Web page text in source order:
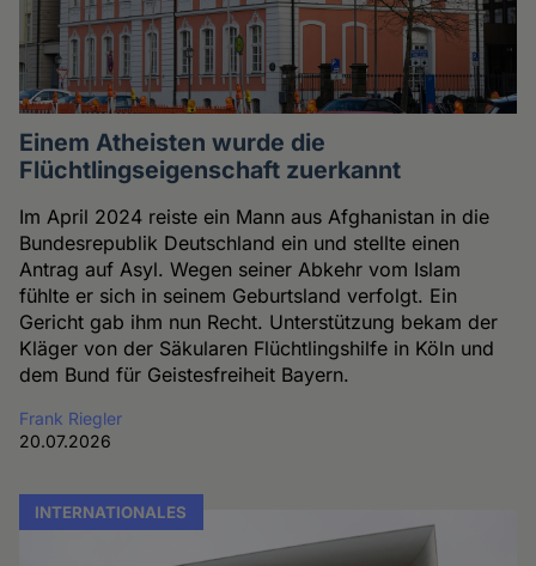
Einem Atheisten wurde die
Flüchtlingseigenschaft zuerkannt
Im April 2024 reiste ein Mann aus Afghanistan in die
Bundesrepublik Deutschland ein und stellte einen
Antrag auf Asyl. Wegen seiner Abkehr vom Islam
fühlte er sich in seinem Geburtsland verfolgt. Ein
Gericht gab ihm nun Recht. Unterstützung bekam der
Kläger von der Säkularen Flüchtlingshilfe in Köln und
dem Bund für Geistesfreiheit Bayern.
Frank Riegler
20.07.2026
INTERNATIONALES